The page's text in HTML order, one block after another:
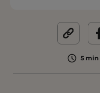
5 min